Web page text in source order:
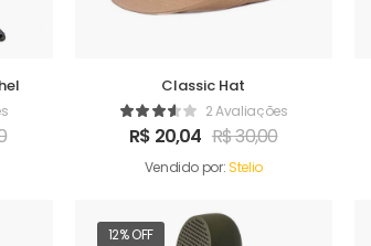
Classic Hat
2 Avaliações
R$ 20,04 R$30,00
Vendido por:Stelio
12% OFF